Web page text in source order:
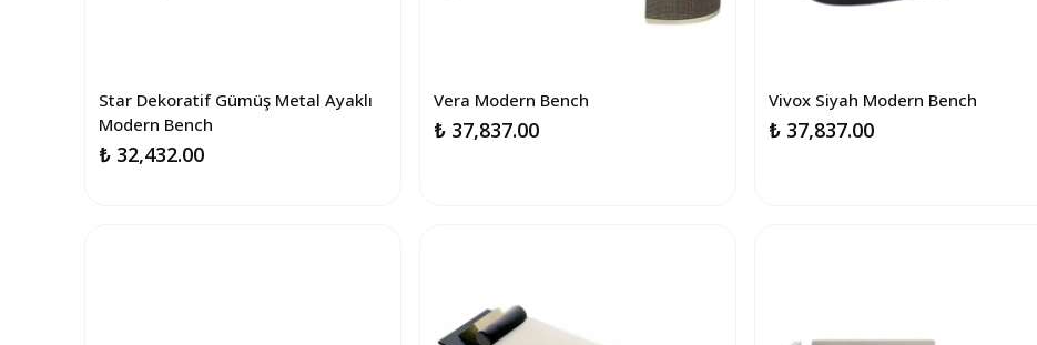
Star Dekoratif Gümüş Metal Ayaklı
Modern Bench
₺ 32,432.00
Vera Modern Bench
₺ 37,837.00
Vivox Siyah Modern Bench
₺ 37,837.00